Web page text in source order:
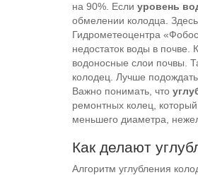
на 90%. Если уровень
обмелении колодца.
Гидрометеоцентра
недостаток воды в
водоносные слои почвы.
колодец. Лучше
Важно понимать, что
ремонтных колец,
меньшего диаметра,
Как делают
Алгоритм углубления